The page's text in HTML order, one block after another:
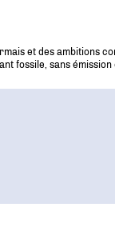
et des ambitions
fossile, sans émission